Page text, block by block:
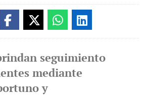
seguimiento
mediante
y